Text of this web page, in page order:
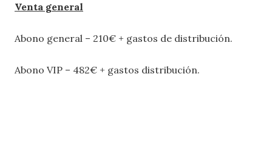
Venta general
Abono general – 210€ + gastos de distribución.
Abono VIP – 482€ + gastos distribución.